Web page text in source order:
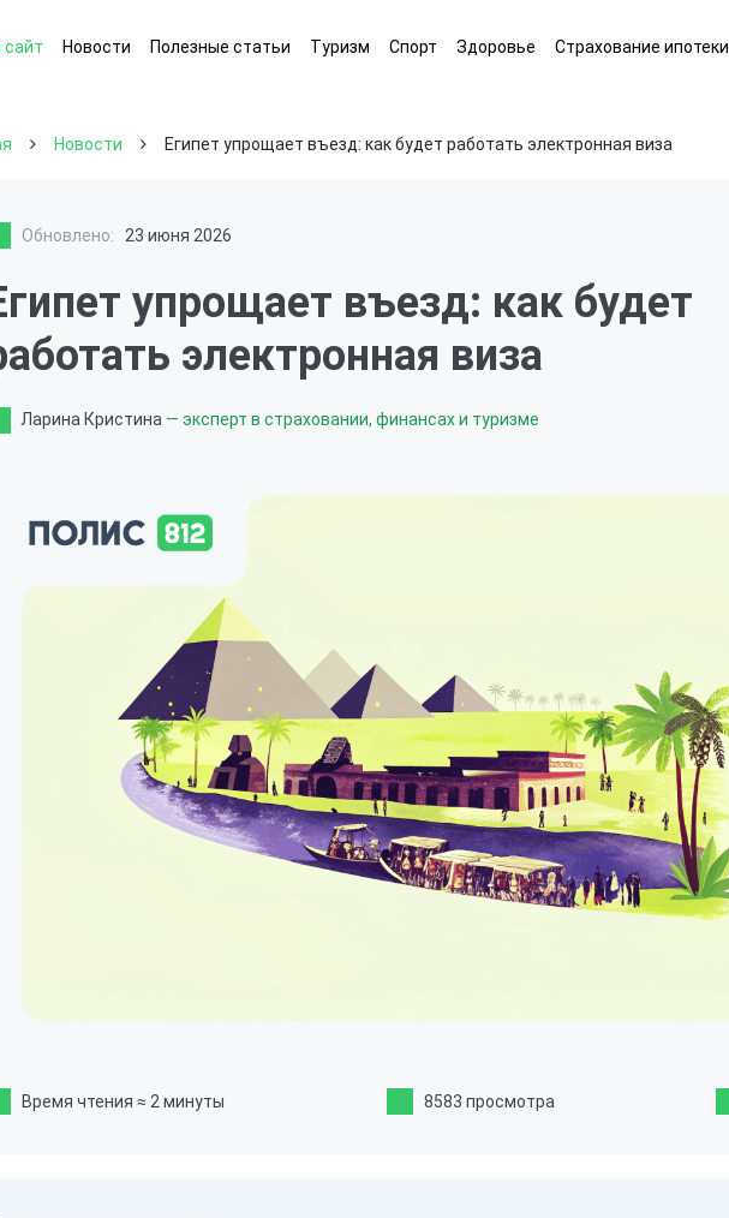
сайт Новости Полезные статьи Туризм Спорт Здоровье Страхование ипотеки
Новости Египет упрощает въезд: как будет работать электронная виза
Обновлено: 23 июня 2026
упрощает въезд: как будет
электронная виза
Ларина Кристина — эксперт в страховании, финансах и туризме
Время чтения ≈ 2 минуты 8583 просмотра